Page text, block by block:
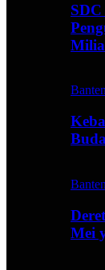
Banten
Banten
Mei